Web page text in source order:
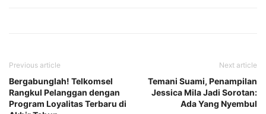
Previous article
Bergabunglah! Telkomsel
Rangkul Pelanggan dengan
Program Loyalitas Terbaru di
Next article
Temani Suami, Penampilan
Jessica Mila Jadi Sorotan:
Ada Yang Nyembul